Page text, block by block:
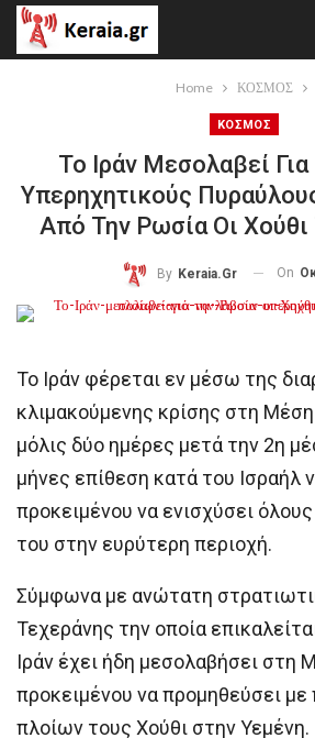
Home ΚΟΣΜΟΣ
ΚΟΣΜΟΣ
Το Ιράν Μεσολαβεί
Υπερηχητικούς
Από Την Ρωσία Οι Χούθι
By Keraia.gr On
Το Ιράν φέρεται εν μέσω της
κλιμακούμενης κρίσης στη
μόλις δύο ημέρες μετά την 2η
μήνες επίθεση κατά του Ισραήλ
προκειμένου να ενισχύσει
του στην ευρύτερη περιοχή.
Σύμφωνα με ανώτατη
Τεχεράνης την οποία
Ιράν έχει ήδη μεσολαβήσει στη
προκειμένου να προμηθεύσει
πλοίων τους Χούθι στην Υεμένη.